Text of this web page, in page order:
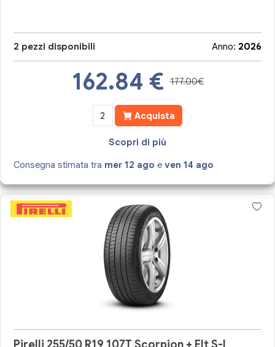
2 pezzi disponibili Anno: 2026
162.84 € 177.00€
Acquista
Scopri di più
Consegna stimata tra mer 12 ago even 14 ago